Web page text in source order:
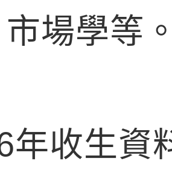
場學等
年收生資